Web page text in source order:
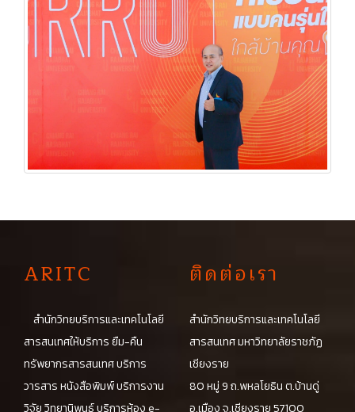
ARITC
สำนักวิทยบริการและเทคโนโลยี
สารสนเทศให้บริการ ยืม-คืน
ทรัพยากรสารสนเทศ บริการ
วารสาร หนังสือพิมพ์ บริการงาน
วิจัย วิทยานิพนธ์ บริการห้อง e-
ติดต่อเรา
สำนักวิทยบริการและเทคโนโลยี
สารสนเทศ มหาวิทยาลัยราชภัฏ
เชียงราย
80 หมู่ 9 ถ.พหลโยธิน ต.บ้านดู่
อ.เมือง จ.เชียงราย 57100